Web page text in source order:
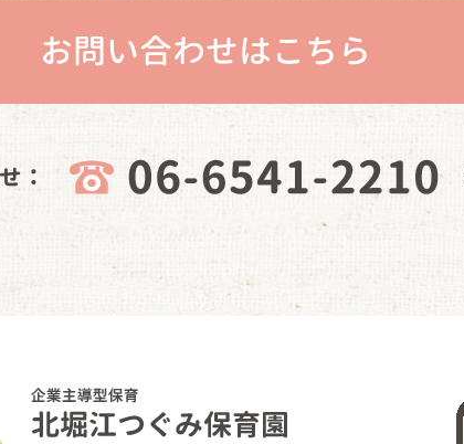
お問い合わせはこちら
：